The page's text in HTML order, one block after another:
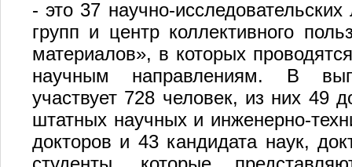
- это 37 научно-
групп и центр коллективного
материалов», в которых
научным направлениям. В
участвует 728 человек, из них 49
штатных научных и инженерно-
докторов и 43 кандидата наук,